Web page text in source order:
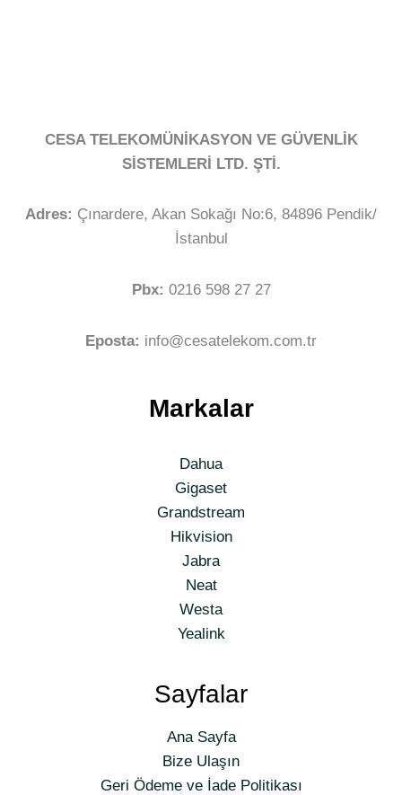
CESA TELEKOMÜNİKASYON VE GÜVENLİK
SİSTEMLERİ LTD. ŞTİ.
Adres: Çınardere, Akan Sokağı No:6, 84896 Pendik/
İstanbul
Pbx: 0216 598 27 27
Eposta: info@cesatelekom.com.tr
Markalar
Dahua
Gigaset
Grandstream
Hikvision
Jabra
Neat
Westa
Yealink
Sayfalar
Ana Sayfa
Bize Ulaşın
Geri Ödeme ve İade Politikası